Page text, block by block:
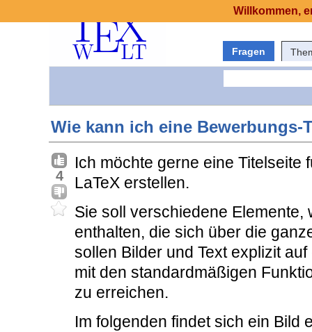
Fragen
Wie kann ich eine Bewerbungs-
4
Ich möchte gerne eine Titelseite
LaTeX erstellen.
Sie soll verschiedene Elemente,
enthalten, die sich über die
sollen Bilder und Text explizit
mit den standardmäßigen
zu erreichen.
Im folgenden findet sich ein Bild
Willkommen,